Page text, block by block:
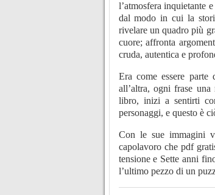
l’atmosfera inquietante
dal modo in cui la
rivelare un quadro più
cuore; affronta
cruda, autentica e
Era come essere parte
all’altra, ogni frase
libro, inizi a sentirti
personaggi, e questo è
Con le sue immagini
capolavoro che pdf
tensione e Sette anni
l’ultimo pezzo di un